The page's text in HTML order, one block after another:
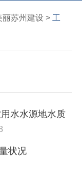
丽苏州建设 > 工
水水源地水质
状况